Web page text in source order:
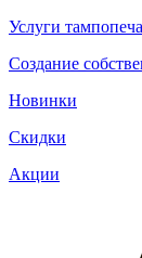
Услуги
Создание
Новинки
Скидки
Акции